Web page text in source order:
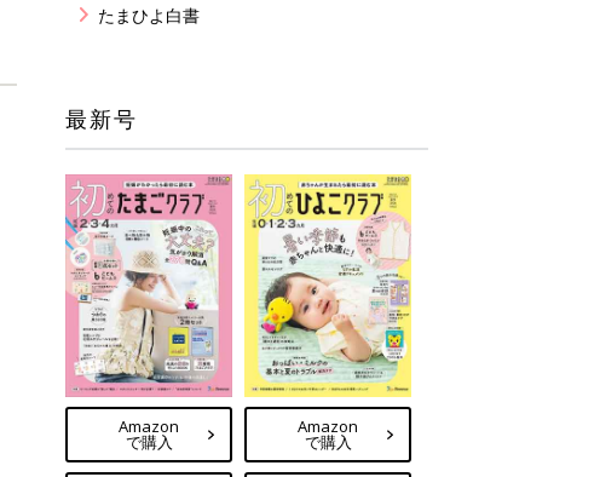
たまひよ白書
最新号
Amazon
で購入
Amazon
で購入